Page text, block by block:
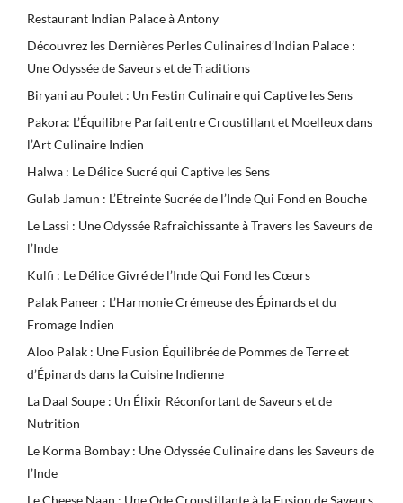
Restaurant Indian Palace à Antony
Découvrez les Dernières Perles Culinaires d’Indian Palace :
Une Odyssée de Saveurs et de Traditions
Biryani au Poulet : Un Festin Culinaire qui Captive les Sens
Pakora: L’Équilibre Parfait entre Croustillant et Moelleux dans
l’Art Culinaire Indien
Halwa : Le Délice Sucré qui Captive les Sens
Gulab Jamun : L’Étreinte Sucrée de l’Inde Qui Fond en Bouche
Le Lassi : Une Odyssée Rafraîchissante à Travers les Saveurs de
l’Inde
Kulfi : Le Délice Givré de l’Inde Qui Fond les Cœurs
Palak Paneer : L’Harmonie Crémeuse des Épinards et du
Fromage Indien
Aloo Palak : Une Fusion Équilibrée de Pommes de Terre et
d’Épinards dans la Cuisine Indienne
La Daal Soupe : Un Élixir Réconfortant de Saveurs et de
Nutrition
Le Korma Bombay : Une Odyssée Culinaire dans les Saveurs de
l’Inde
Le Cheese Naan : Une Ode Croustillante à la Fusion de Saveurs